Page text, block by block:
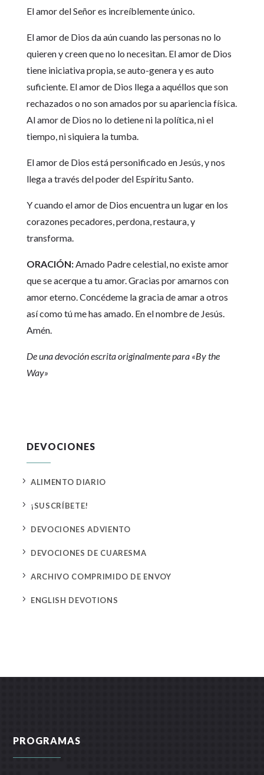
El amor del Señor es increíblemente único.
El amor de Dios da aún cuando las personas no lo
quieren y creen que no lo necesitan. El amor de Dios
tiene iniciativa propia, se auto-genera y es auto
suficiente. El amor de Dios llega a aquéllos que son
rechazados o no son amados por su apariencia física.
Al amor de Dios no lo detiene ni la política, ni el
tiempo, ni siquiera la tumba.
El amor de Dios está personificado en Jesús, y nos
llega a través del poder del Espíritu Santo.
Y cuando el amor de Dios encuentra un lugar en los
corazones pecadores, perdona, restaura, y
transforma.
ORACIÓN:Amado Padre celestial, no existe amor
que se acerque a tu amor. Gracias por amarnos con
amor eterno. Concédeme la gracia de amar a otros
así como tú me has amado. En el nombre de Jesús.
Amén.
De una devoción escrita originalmente para «By the
Way»
DEVOCIONES
5 ALIMENTO DIARIO
5 ¡SUSCRÍBETE!
5 DEVOCIONES ADVIENTO
5 DEVOCIONES DE CUARESMA
5 ARCHIVO COMPRIMIDO DE ENVOY
5 ENGLISH DEVOTIONS
PROGRAMAS